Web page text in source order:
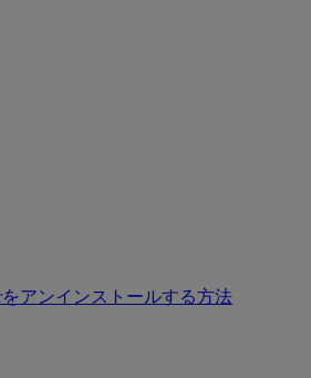
をアンインストールする方法